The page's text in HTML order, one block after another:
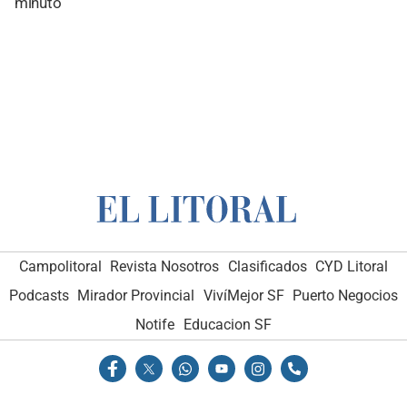
Campolitoral Revista Nosotros Clasificados CYD Litoral
Podcasts Mirador Provincial VivíMejor SF Puerto Negocios
Notife Educacion SF